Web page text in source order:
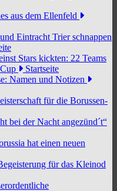
aus dem Ellenfeld
Eintracht Trier schnappen
Stars kickten: 22 Teams
Startseite
Namen und Notizen
für die Borussen-
bei der Nacht angezünd´t“
hat einen neuen
für das Kleinod